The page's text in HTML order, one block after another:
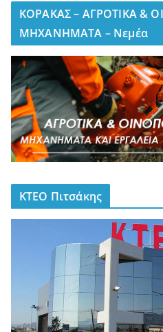
ΚΟΡΑΚΑΣ – ΑΓΡΟΤΙΚΑ &
ΜΗΧΑΝΗΜΑΤΑ – Νεμέα
ΚΤΕΟ Πιτσάκης